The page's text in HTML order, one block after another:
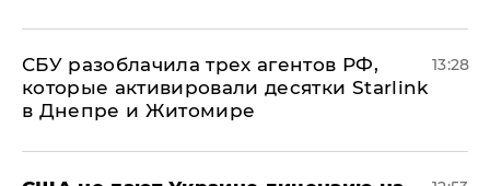
СБУ разоблачила трех агентов РФ,
которые активировали десятки Starlink
в Днепре и Житомире
13:28